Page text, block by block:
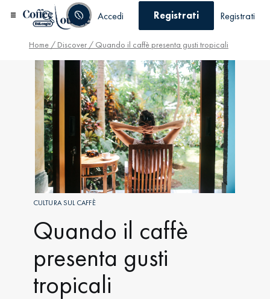
Accedi Registrati Registrati
Home / Discover / Quando il caffè presenta gusti tropicali
CULTURA SUL CAFFÈ
Quando il caffè
presenta gusti
tropicali